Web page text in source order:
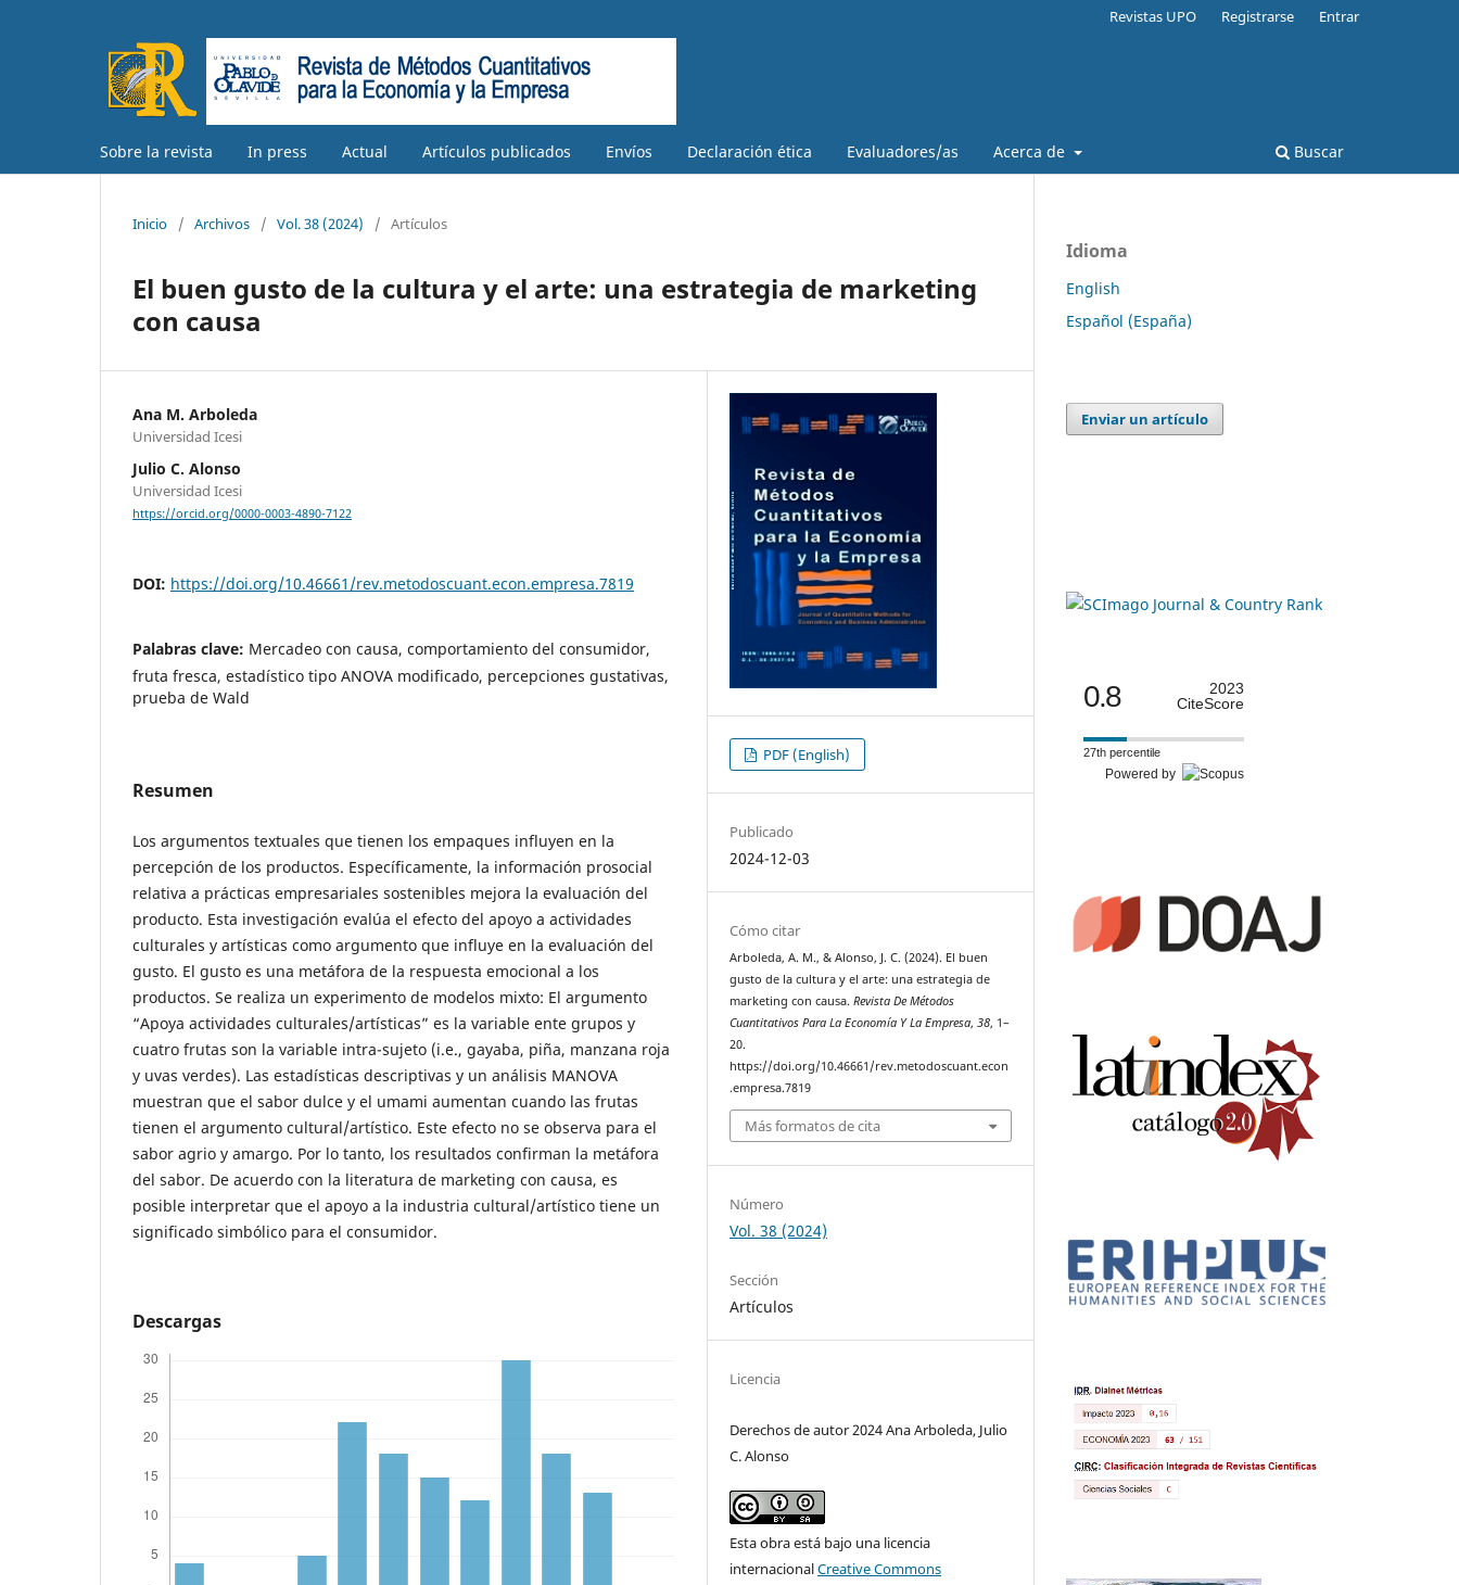
Sobre la revista In press Actual Artículos publicados Envíos Declaración ética Evaluadores/as Acerca de Buscar
Revistas UPO Registrarse Entrar
Inicio / Archivos / Vol. 38 (2024) / Artículos
El buen gusto de la cultura y el arte: una estrategia de marketing
con causa
Ana M. Arboleda
Universidad Icesi
Julio C. Alonso
Universidad Icesi
https://orcid.org/0000-0003-4890-7122
DOI: https://doi.org/10.46661/rev.metodoscuant.econ.empresa.7819
Palabras clave: Mercadeo con causa, comportamiento del consumidor,
fruta fresca, estadístico tipo ANOVA modificado, percepciones gustativas,
prueba de Wald
Resumen
Los argumentos textuales que tienen los empaques influyen en la
percepción de los productos. Específicamente, la información prosocial
relativa a prácticas empresariales sostenibles mejora la evaluación del
producto. Esta investigación evalúa el efecto del apoyo a actividades
culturales y artísticas como argumento que influye en la evaluación del
gusto. El gusto es una metáfora de la respuesta emocional a los
productos. Se realiza un experimento de modelos mixto: El argumento
“Apoya actividades culturales/artísticas” es la variable ente grupos y
cuatro frutas son la variable intra-sujeto (i.e., gayaba, piña, manzana roja
y uvas verdes). Las estadísticas descriptivas y un análisis MANOVA
muestran que el sabor dulce y el umami aumentan cuando las frutas
tienen el argumento cultural/artístico. Este efecto no se observa para el
sabor agrio y amargo. Por lo tanto, los resultados confirman la metáfora
del sabor. De acuerdo con la literatura de marketing con causa, es
posible interpretar que el apoyo a la industria cultural/artístico tiene un
significado simbólico para el consumidor.
Descargas
PDF (English)
Publicado
2024-12-03
Cómo citar
Arboleda, A. M., & Alonso, J. C. (2024). El buen
gusto de la cultura y el arte: una estrategia de
marketing con causa.Revista De Métodos
Cuantitativos Para La Economía Y La Empresa,38, 1–
20.
https://doi.org/10.46661/rev.metodoscuant.econ
.empresa.7819
Más formatos de cita
Número
Vol. 38 (2024)
Sección
Artículos
Licencia
Derechos de autor 2024 Ana Arboleda, Julio
C. Alonso
Esta obra está bajo una licencia
internacionalCreative Commons
Idioma
English
Español (España)
Enviar un artículo
0.8
2023
CiteScore
27th percentile
Powered by